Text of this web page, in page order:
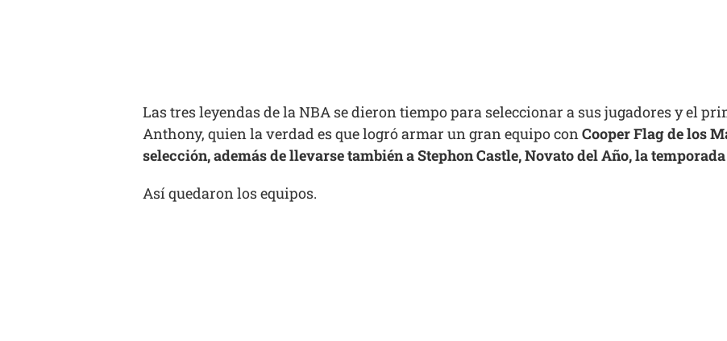
Las tres leyendas de la NBA se dieron tiempo para seleccionar a sus jugadores y el
Anthony, quien la verdad es que logró armar un gran equipo conCooper Flag de los
selección, además de llevarse también a Stephon Castle, Novato del Año, la
Así quedaron los equipos.